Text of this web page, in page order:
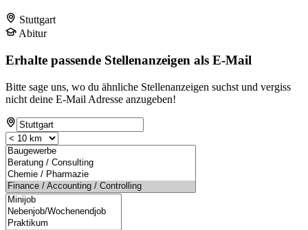
Stuttgart
Abitur
Erhalte passende Stellenanzeigen als E-Mail
Bitte sage uns, wo du ähnliche Stellenanzeigen suchst und vergiss
nicht deine E-Mail Adresse anzugeben!